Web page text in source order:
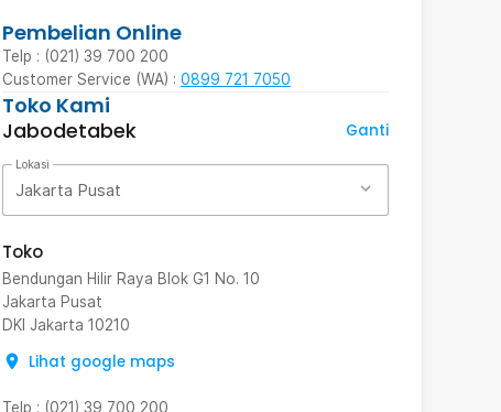
Pembelian Online
Telp : (021) 39 700 200
Customer Service (WA) : 0899 721 7050
Toko Kami
Jabodetabek
Ganti
Lokasi
Jakarta Pusat
Toko
Bendungan Hilir Raya Blok G1 No. 10
Jakarta Pusat
DKI Jakarta 10210
Lihat google maps
Telp : (021) 39 700 200